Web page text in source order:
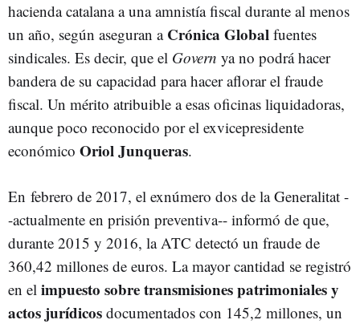
hacienda catalana a una amnistía fiscal durante al menos
un año, según aseguran a Crónica Global fuentes
sindicales. Es decir, que el Govern ya no podrá hacer
bandera de su capacidad para hacer aflorar el fraude
fiscal. Un mérito atribuible a esas oficinas liquidadoras,
aunque poco reconocido por el exvicepresidente
económico Oriol Junqueras.
En febrero de 2017, el exnúmero dos de la Generalitat -
-actualmente en prisión preventiva-- informó de que,
durante 2015 y 2016, la ATC detectó un fraude de
360,42 millones de euros. La mayor cantidad se registró
en el impuesto sobre transmisiones patrimoniales y
actos jurídicos documentados con 145,2 millones, un